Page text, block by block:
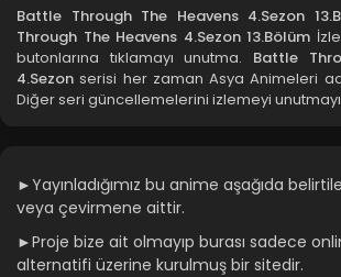
Battle Through The
Blm 10 - Battle Through The
Ağustos 20, 2021
Battle Through The Heavens
Battle Through The Heavens
Blm 8 - Battle Through The
Ağustos 20, 2021
Battle Through The Heavens 4.Sezon
Through The Heavens 4.Sezon 13.Bölüm
butonlarına tıklamayı unutma. Battle
4.Sezon serisi her zaman Asya Animeleri
Diğer seri güncellemelerini izlemeyi
►Yayınladığımız bu anime aşağıda
veya çevirmene aittir.
►Proje bize ait olmayıp burası sadece
alternatifi üzerine kurulmuş bir sitedir.